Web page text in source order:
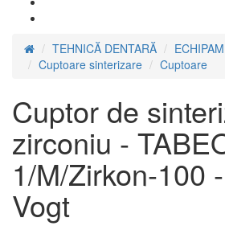
TEHNICĂ DENTARĂ
Cuptoare sinterizare
Cuptoare
Cuptor de
zirconiu -
1/M/Zirkon-100
Vogt